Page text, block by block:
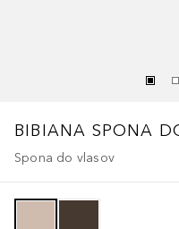
BIBIANA SPONA
Spona do vlasov